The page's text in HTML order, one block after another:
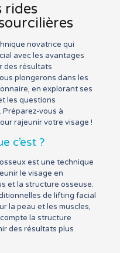
rides
novatrice qui
avec les avantages
des résultats
plongerons dans les
en explorant ses
les questions
vous à
rajeunir votre visage !
c’est ?
est une technique
le visage en
et la structure osseuse.
de lifting facial
la peau et les muscles,
la structure
des résultats plus